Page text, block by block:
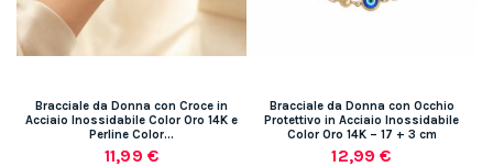
Bracciale da Donna con Croce in
Acciaio Inossidabile Color Oro 14K e
Perline Color...
11,99 €
Bracciale da Donna con Occhio
Protettivo in Acciaio Inossidabile
Color Oro 14K – 17 + 3 cm
12,99 €